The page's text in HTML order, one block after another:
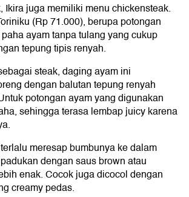
Ikira juga memiliki menu chickensteak.
(Rp 71.000), berupa potongan
ayam tanpa tulang yang cukup
tepung tipis renyah.
steak, daging ayam ini
dengan balutan tepung renyah
potongan ayam yang digunakan
sehingga terasa lembap juicy karena
meresap bumbunya ke dalam
dengan saus brown atau
enak. Cocok juga dicocol dengan
creamy pedas.